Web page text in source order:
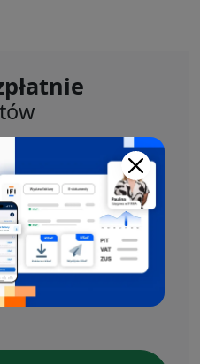
wsparcie w całym
do CEIDG, US, ZUS i
pomocy, którą
Przedsiębiorczości.